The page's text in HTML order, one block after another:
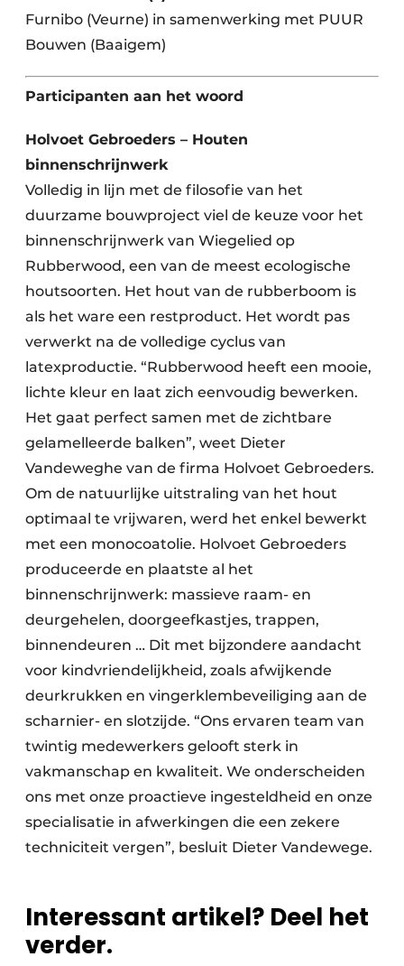
Furnibo (Veurne) in samenwerking met PUUR
Bouwen (Baaigem)
Participanten aan het woord
Holvoet Gebroeders – Houten
binnenschrijnwerk
Volledig in lijn met de filosofie van het
duurzame bouwproject viel de keuze voor het
binnenschrijnwerk van Wiegelied op
Rubberwood, een van de meest ecologische
houtsoorten. Het hout van de rubberboom is
als het ware een restproduct. Het wordt pas
verwerkt na de volledige cyclus van
latexproductie. “Rubberwood heeft een mooie,
lichte kleur en laat zich eenvoudig bewerken.
Het gaat perfect samen met de zichtbare
gelamelleerde balken”, weet Dieter
Vandeweghe van de firma Holvoet Gebroeders.
Om de natuurlijke uitstraling van het hout
optimaal te vrijwaren, werd het enkel bewerkt
met een monocoatolie. Holvoet Gebroeders
produceerde en plaatste al het
binnenschrijnwerk: massieve raam- en
deurgehelen, doorgeefkastjes, trappen,
binnendeuren … Dit met bijzondere aandacht
voor kindvriendelijkheid, zoals afwijkende
deurkrukken en vingerklembeveiliging aan de
scharnier- en slotzijde. “Ons ervaren team van
twintig medewerkers gelooft sterk in
vakmanschap en kwaliteit. We onderscheiden
ons met onze proactieve ingesteldheid en onze
specialisatie in afwerkingen die een zekere
techniciteit vergen”, besluit Dieter Vandewege.
Interessant artikel? Deel het
verder.